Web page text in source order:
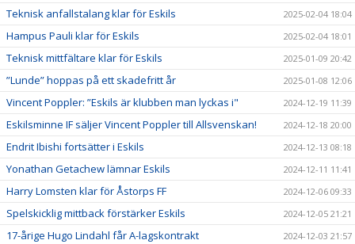
Teknisk anfallstalang klar för Eskils 2025-02-04 18:04
Hampus Pauli klar för Eskils 2025-02-04 18:01
Teknisk mittfältare klar för Eskils 2025-01-09 20:42
”Lunde” hoppas på ett skadefritt år 2025-01-08 12:06
Vincent Poppler: ”Eskils är klubben man lyckas i" 2024-12-19 11:39
Eskilsminne IF säljer Vincent Poppler till Allsvenskan! 2024-12-18 20:00
Endrit Ibishi fortsätter i Eskils 2024-12-13 08:18
Yonathan Getachew lämnar Eskils 2024-12-11 11:41
Harry Lomsten klar för Åstorps FF 2024-12-06 09:33
Spelskicklig mittback förstärker Eskils 2024-12-05 21:21
17-årige Hugo Lindahl får A-lagskontrakt 2024-12-03 21:57